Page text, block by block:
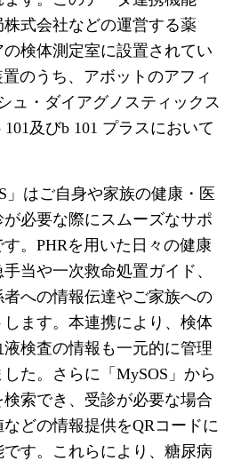
式会社などの運営する薬
検体測定室に設置されてい
のうち、アボットのアフィ
ュ・ダイアグノスティックス
及びb 101 プラスにおいて
」はご自身や家族の健康・医
必要な際にスムーズなサポ
。PHRを用いた日々の健康
当や一次救命処置ガイド、
への情報伝達やご家族への
ます。本連携により、検体
検査の情報も一元的に管理
た。さらに「MySOS」から
索でき、受診が必要な場合
どの情報提供をQRコードに
す。これらにより、糖尿病